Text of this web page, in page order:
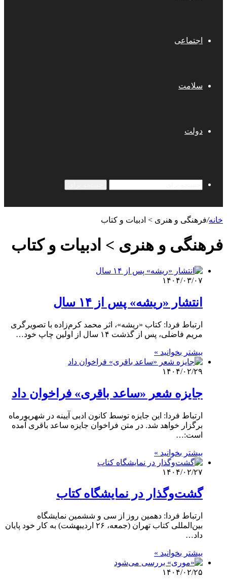
اجتماعی
سلامت
دولت
خانه/فرهنگی و هنری > ادبیات و کتاب
فرهنگی و هنری > ادبیات و کتاب
۱۴۰۴/۰۳/۰۷
انتشار «ریشه» پس از ۱۴ سال
ارتباط فردا: کتاب «ریشه»، اثر محمد کرم‌زاده با تصویرگری
مریم فاضلی، پس از گذشت ۱۴ سال از اولین چاپ خود…
بیشتر بخوانید »
۱۴۰۴/۰۲/۲۹
جایزه شعر «ساعد باقری» فراخوان داد
ارتباط فردا: این جایزه توسط کانون ادبی آیینه در شهریورماه
برگزار خواهد شد. در متن فراخوان جایزه ساعد باقری آمده
است:…
بیشتر بخوانید »
۱۴۰۴/۰۲/۲۷
گشت‌وگذار در نمایشگاه کتاب
ارتباط فردا: دهمین روز از سی و ششمین نمایشگاه
بین‌المللی کتاب تهران (جمعه، ۲۶ اردیبهشت) به کار خود پایان
داد…
بیشتر بخوانید »
۱۴۰۴/۰۲/۲۵